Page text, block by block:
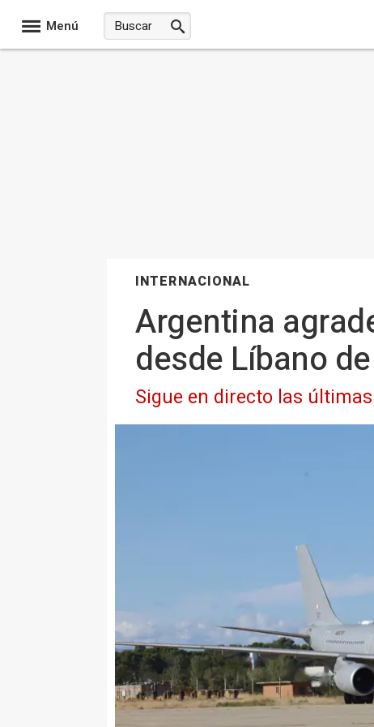
Menú
INTERNACIONAL
Argentina
desde Líbano
Sigue en directo las